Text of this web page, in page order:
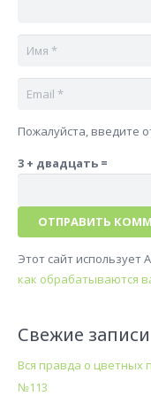
Пожалуйста, введите
3 + двадцать =
ОТПРАВИТЬ
Этот сайт использует
как обрабатываются
Свежие записи
Вся правда о цветных
№113